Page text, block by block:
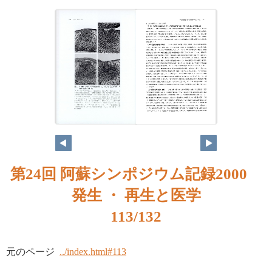
第24回 阿蘇シンポジウム記録2000
発生 ・ 再生と医学
113/132
元のページ ../index.html#113